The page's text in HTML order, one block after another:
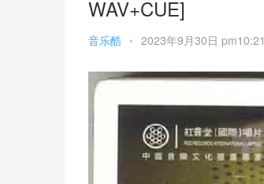
WAV+CUE]
音乐酷 • 2023年9月30日 pm10:21